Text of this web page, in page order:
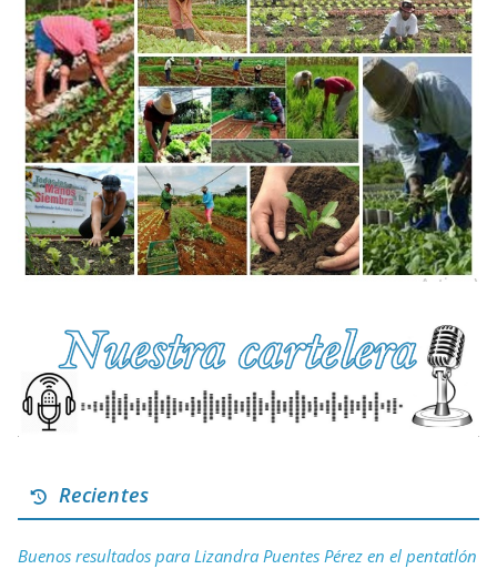
Recientes
Buenos resultados para Lizandra Puentes Pérez en el pentatlón